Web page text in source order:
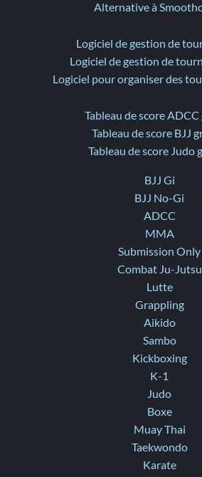
Alternative à
Logiciel de gestion de
Logiciel de gestion de
Logiciel pour organiser des
Tableau de score
Tableau de score BJJ
Tableau de score Judo
BJJ Gi
BJJ No-Gi
ADCC
MMA
Submission Only
Combat Ju-Jutsu
Lutte
Grappling
Aikido
Sambo
Kickboxing
K-1
Judo
Boxe
Muay Thai
Taekwondo
Karate